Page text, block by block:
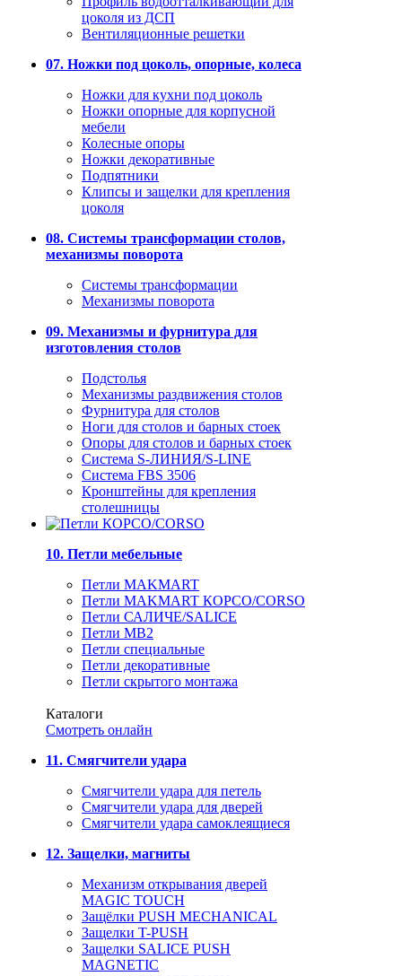
цоколя из ДСП
Вентиляционные решетки
07. Ножки под цоколь, опорные, колеса
Ножки для кухни под цоколь
Ножки опорные для корпусной
мебели
Колесные опоры
Ножки декоративные
Подпятники
Клипсы и защелки для крепления
цоколя
08. Системы трансформации столов,
механизмы поворота
Системы трансформации
Механизмы поворота
09. Механизмы и фурнитура для
изготовления столов
Подстолья
Механизмы раздвижения столов
Фурнитура для столов
Ноги для столов и барных стоек
Опоры для столов и барных стоек
Система S-ЛИНИЯ/S-LINE
Система FBS 3506
Кронштейны для крепления
столешницы
10. Петли мебельные
Петли MAKMART
Петли MAKMART КОРСО/CORSO
Петли САЛИЧЕ/SALICE
Петли MB2
Петли специальные
Петли декоративные
Петли скрытого монтажа
Каталоги
Смотреть онлайн
11. Смягчители удара
Смягчители удара для петель
Смягчители удара для дверей
Cмягчители удара самоклеящиеся
12. Защелки, магниты
Механизм открывания дверей
MAGIC TOUCH
Защёлки PUSH MECHANICAL
Защелки T-PUSH
Защелки SALICE PUSH
MAGNETIC